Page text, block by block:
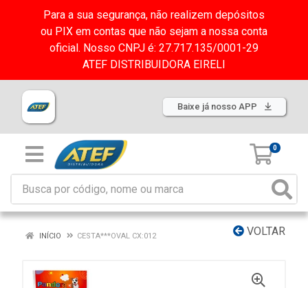
Para a sua segurança, não realizem depósitos
ou PIX em contas que não sejam a nossa conta
oficial. Nosso CNPJ é: 27.717.135/0001-29
ATEF DISTRIBUIDORA EIRELI
Baixe já nosso APP
0
VOLTAR
INÍCIO CESTA***OVAL CX:012